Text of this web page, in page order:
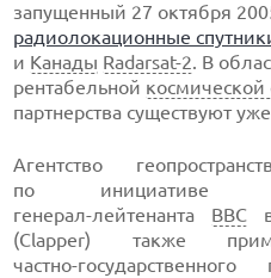
запущенный 27 октября
радиолокационные
и Канады Radarsat-2. В
рентабельной космической
партнерства существуют
Агентство
по инициативе
генерал-лейтенанта
ВВС
(Clapper) также
частно-государственного